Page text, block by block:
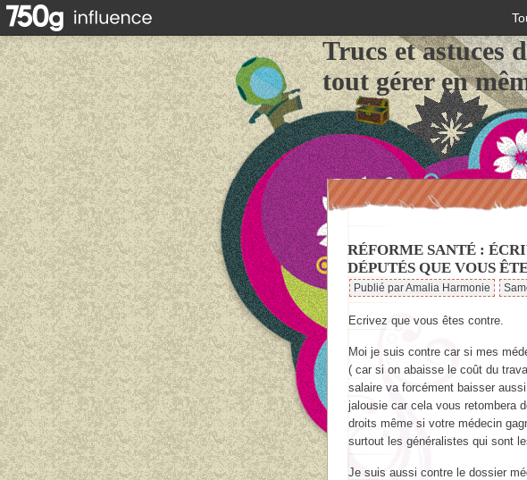
Trucs et astuces
tout gérer en
RÉFORME SANTÉ :
DÉPUTÉS QUE VOUS
Publié par Amalia Harmonie
Ecrivez que vous êtes contre.
Moi je suis contre car si mes
( car si on abaisse le coût du
salaire va forcément baisser
jalousie car cela vous retombera
droits même si votre médecin
surtout les généralistes qui sont
Je suis aussi contre le dossier